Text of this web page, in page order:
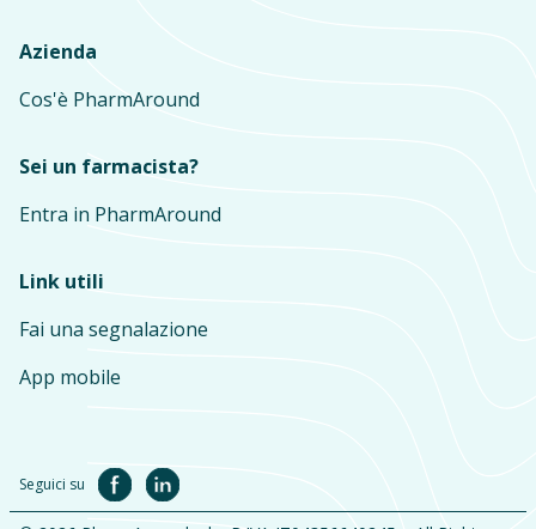
Azienda
Cos'è PharmAround
Sei un farmacista?
Entra in PharmAround
Link utili
Fai una segnalazione
App mobile
Seguici su